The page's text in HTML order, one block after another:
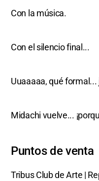
Con la música.
Con el silencio final...
Uuaaaaa, qué formal...
Midachi vuelve...
Puntos de venta
Tribus Club de Arte |